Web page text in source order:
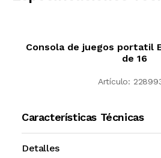
Consola de juegos portatil
de 16
Artículo:
Características Técnicas
Detalles